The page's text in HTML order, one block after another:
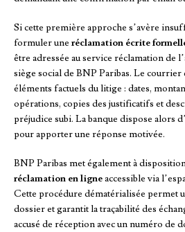
Si cette première approche s’avère
formuler une réclamation écrite
être adressée au service réclamation de
siège social de BNP Paribas. Le
éléments factuels du litige : dates,
opérations, copies des justificatifs et
préjudice subi. La banque dispose alors
pour apporter une réponse motivée.
BNP Paribas met également à
réclamation en ligneaccessible via
Cette procédure dématérialisée permet
dossier et garantit la traçabilité des
accusé de réception avec un numéro de